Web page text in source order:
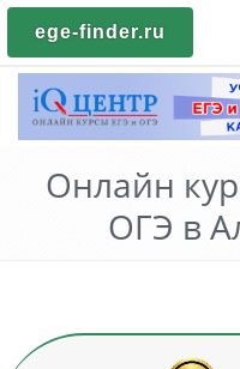
ege-finder.ru
Онлайн
ОГЭ в